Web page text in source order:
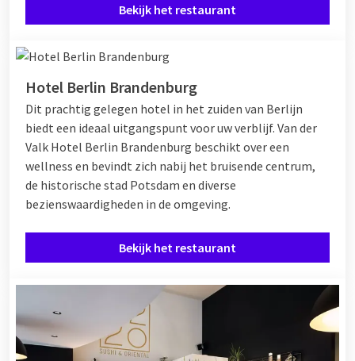
Bekijk het restaurant
Hotel Berlin Brandenburg
Dit prachtig gelegen hotel in het zuiden van Berlijn
biedt een ideaal uitgangspunt voor uw verblijf. Van der
Valk Hotel Berlin Brandenburg beschikt over een
wellness en bevindt zich nabij het bruisende centrum,
de historische stad Potsdam en diverse
bezienswaardigheden in de omgeving.
Bekijk het restaurant